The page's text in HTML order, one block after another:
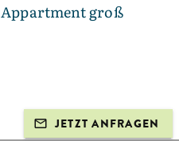
Appartment groß
JETZT ANFRAGEN